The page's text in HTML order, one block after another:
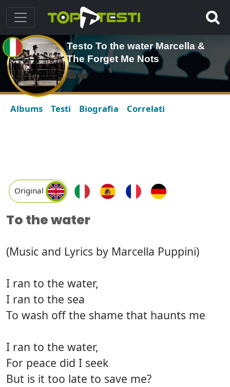
Testo To the water Marcella &
The Forget Me Nots
Albums Testi Biografia Correlati
Original
To the water
(Music and Lyrics by Marcella Puppini)
I ran to the water,
I ran to the sea
To wash off the shame that haunts me
I ran to the water,
For peace did I seek
But is it too late to save me?